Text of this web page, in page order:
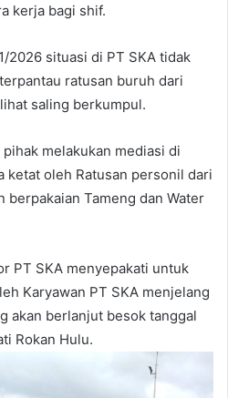
kerja bagi shif.
2026 situasi di PT SKA tidak
ratusan buruh dari
saling berkumpul.
melakukan mediasi di
ketat oleh Ratusan personil dari
berpakaian Tameng dan Water
PT SKA menyepakati untuk
Karyawan PT SKA menjelang
akan berlanjut besok tanggal
Rokan Hulu.